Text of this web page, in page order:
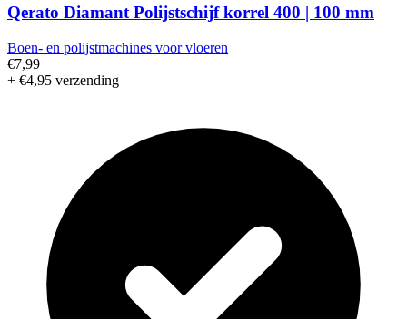
Qerato Diamant Polijstschijf korrel 400 | 100 mm
Boen- en polijstmachines voor vloeren
€7,99
+ €4,95 verzending